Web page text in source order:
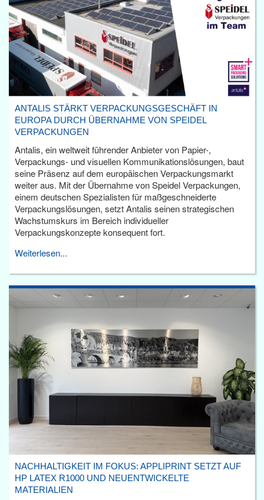
ANTALIS STÄRKT VERPACKUNGSGESCHÄFT IN
EUROPA DURCH ÜBERNAHME VON SPEIDEL
VERPACKUNGEN
Antalis, ein weltweit führender Anbieter von Papier-,
Verpackungs- und visuellen Kommunikationslösungen, baut
seine Präsenz auf dem europäischen Verpackungsmarkt
weiter aus. Mit der Übernahme von Speidel Verpackungen,
einem deutschen Spezialisten für maßgeschneiderte
Verpackungslösungen, setzt Antalis seinen strategischen
Wachstumskurs im Bereich individueller
Verpackungskonzepte konsequent fort.
Weiterlesen...
NACHHALTIGKEIT IM FOKUS: APPLIPRINT SETZT AUF
HP LATEX R1000 UND NEUENTWICKELTE
MATERIALIEN